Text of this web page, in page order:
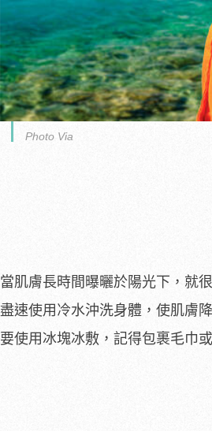
Photo Via
當肌膚長時間曝曬於陽光下，就
盡速使用冷水沖洗身體，使肌膚
要使用冰塊冰敷，記得包裹毛巾